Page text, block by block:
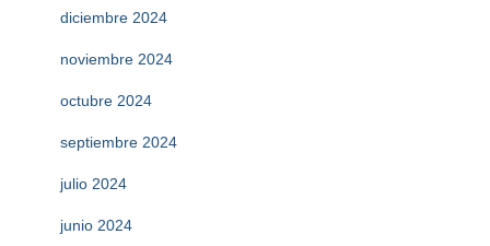
diciembre 2024
noviembre 2024
octubre 2024
septiembre 2024
julio 2024
junio 2024